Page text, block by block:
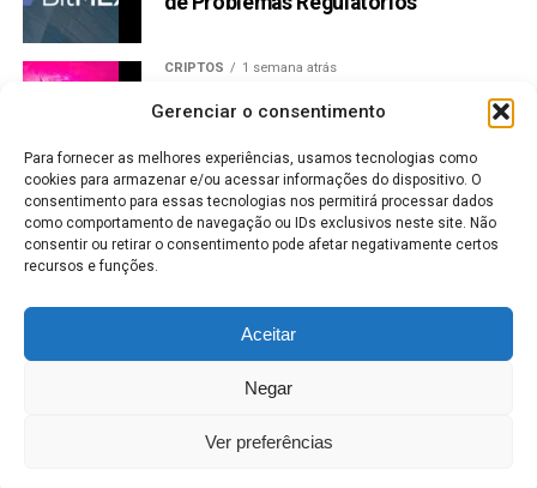
Gerenciar o consentimento
Para fornecer as melhores experiências, usamos tecnologias como
cookies para armazenar e/ou acessar informações do dispositivo. O
consentimento para essas tecnologias nos permitirá processar dados
como comportamento de navegação ou IDs exclusivos neste site. Não
consentir ou retirar o consentimento pode afetar negativamente certos
recursos e funções.
Aceitar
Negar
Ver preferências
CRIPTOS 1 semana atrás
semana e mira resistência de US$
CRIPTOMOEDAS 1 semana atrás
Bitcoin a US$ 65 mil: halving se
aproxima e mercado já reage
dividendos; veja valores
Bradesco antecipa JCP de R$ 6,5 bi;
veja quem recebe